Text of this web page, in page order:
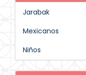
Jarabak
Mexicanos
Niños